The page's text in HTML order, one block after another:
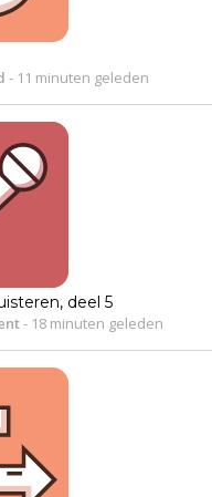
- 11 minuten geleden
deel 5
- 18 minuten geleden